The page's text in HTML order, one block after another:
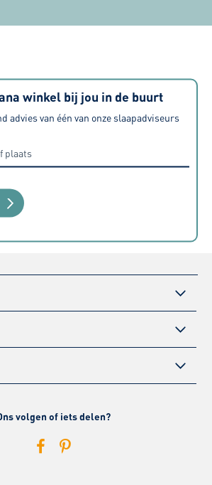
winkel bij jou in de buurt
advies van één van onze slaapadviseurs
volgen of iets delen?